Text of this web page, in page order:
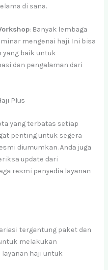
di sana.
: Banyak lembaga
mengenai haji. Ini bisa
yang baik untuk
dan pengalaman dari
Plus
yang terbatas setiap
penting untuk segera
diumumkan. Anda juga
update dari
resmi penyedia layanan
tergantung paket dan
melakukan
haji untuk